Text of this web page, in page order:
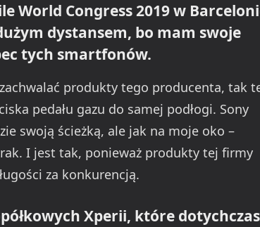
World Congress 2019 w
dystansem, bo mam swoje
tych smartfonów.
produkty tego producenta, tak
pedału gazu do samej podłogi. Sony
swoją ścieżką, ale jak na moje oko –
I jest tak, ponieważ produkty tej firmy
za konkurencją.
Xperii, które dotychczas